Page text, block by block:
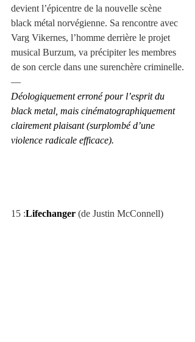
devient l’épicentre de la nouvelle scène
black métal norvégienne. Sa rencontre avec
Varg Vikernes, l’homme derrière le projet
musical Burzum, va précipiter les membres
de son cercle dans une surenchère criminelle.
—
Déologiquement erroné pour l’esprit du
black metal, mais cinématographiquement
clairement plaisant (surplombé d’une
violence radicale efficace).
15 :Lifechanger (de Justin McConnell)